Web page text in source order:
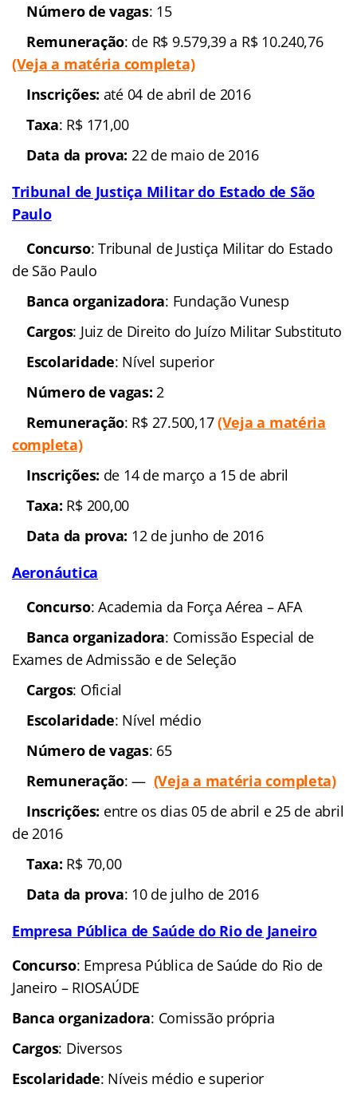
Número de vagas: 15
Remuneração: de R$ 9.579,39 a R$ 10.240,76
(Veja a matéria completa)
Inscrições: até 04 de abril de 2016
Taxa: R$ 171,00
Data da prova: 22 de maio de 2016
Tribunal de Justiça Militar do Estado de São
Paulo
Concurso: Tribunal de Justiça Militar do Estado
de São Paulo
Banca organizadora: Fundação Vunesp
Cargos: Juiz de Direito do Juízo Militar Substituto
Escolaridade: Nível superior
Número de vagas:2
Remuneração: R$ 27.500,17(Veja a matéria
completa)
Inscrições: de 14 de março a 15 de abril
Taxa: R$ 200,00
Data da prova: 12 de junho de 2016
Aeronáutica
Concurso: Academia da Força Aérea – AFA
Banca organizadora: Comissão Especial de
Exames de Admissão e de Seleção
Cargos: Oficial
Escolaridade: Nível médio
Número de vagas: 65
Remuneração: — (Veja a matéria completa)
Inscrições: entre os dias 05 de abril e 25 de abril
de 2016
Taxa: R$ 70,00
Data da prova: 10 de julho de 2016
Empresa Pública de Saúde do Rio de Janeiro
Concurso: Empresa Pública de Saúde do Rio de
Janeiro – RIOSAÚDE
Banca organizadora: Comissão própria
Cargos: Diversos
Escolaridade: Níveis médio e superior